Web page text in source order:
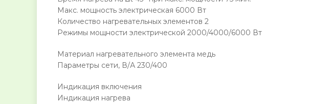
Макс. мощность электрическая 6000 Вт
Количество нагревательных элементов 2
Режимы мощности электрической 2000/4000/6000 Вт
Материал нагревательного элемента медь
Параметры сети, В/А 230/400
Индикация включения
Индикация нагрева